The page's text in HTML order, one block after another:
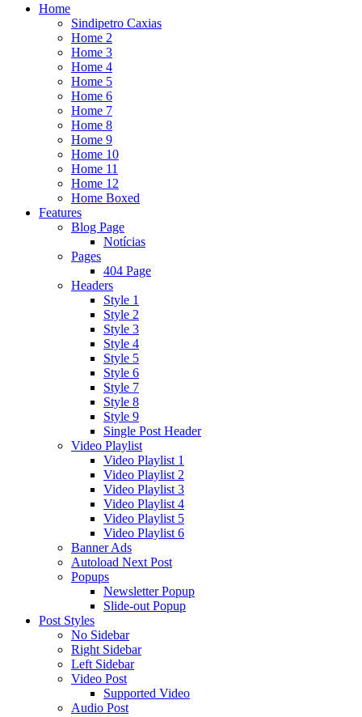
Home
Sindipetro Caxias
Home 2
Home 3
Home 4
Home 5
Home 6
Home 7
Home 8
Home 9
Home 10
Home 11
Home 12
Home Boxed
Features
Blog Page
Notícias
Pages
404 Page
Headers
Style 1
Style 2
Style 3
Style 4
Style 5
Style 6
Style 7
Style 8
Style 9
Single Post Header
Video Playlist
Video Playlist 1
Video Playlist 2
Video Playlist 3
Video Playlist 4
Video Playlist 5
Video Playlist 6
Banner Ads
Autoload Next Post
Popups
Newsletter Popup
Slide-out Popup
Post Styles
No Sidebar
Right Sidebar
Left Sidebar
Video Post
Supported Video
Audio Post